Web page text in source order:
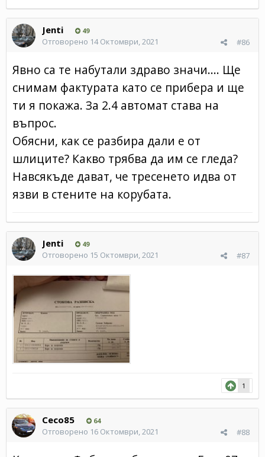
Jenti 49
#86
Отговорено 14 Октомври, 2021
Явно са те набутали здраво значи.... Ще
снимам фактурата като се прибера и ще
ти я покажа. За 2.4 автомат става на
въпрос.
Обясни, как се разбира дали е от
шлиците? Какво трябва да им се гледа?
Навсякъде дават, че тресенето идва от
язви в стените на корубата.
Jenti 49
#87
Отговорено 15 Октомври, 2021
1
Ceco85 64
#88
Отговорено 16 Октомври, 2021